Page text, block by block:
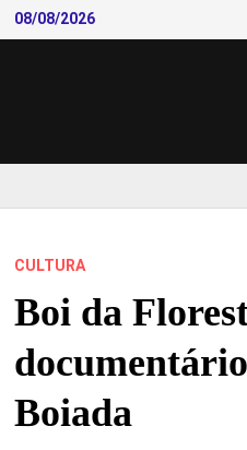
Skip
to
08/08/2026
CULTURA
Boi da
Boiada